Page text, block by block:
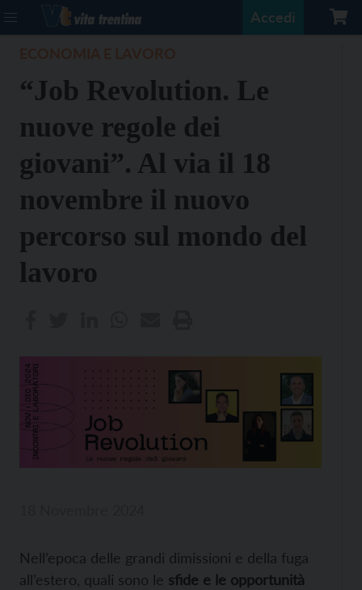
Accedi
“Job Revolution. Le
nuove regole dei
giovani”. Al via il 18
novembre il nuovo
percorso sul mondo del
lavoro
Nell’epoca delle grandi dimissioni e della fuga
all’estero, quali sono le sfide e le opportunità